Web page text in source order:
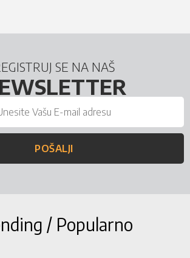
SE NA NAŠ
POŠALJI
/ Popularno